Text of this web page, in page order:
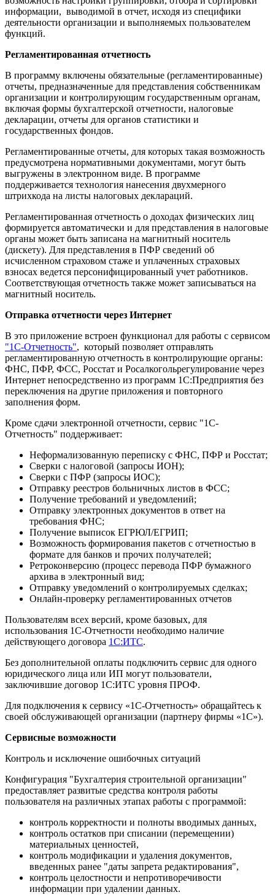
информации, выводимой в отчет, исходя из специфики
деятельности организации и выполняемых пользователем
функций.
Регламентированная отчетность
В программу включены обязательные (регламентированные)
отчеты, предназначенные для представления собственникам
организации и контролирующим государственным органам,
включая формы бухгалтерской отчетности, налоговые
декларации, отчеты для органов статистики и
государственных фондов.
Регламентированные отчеты, для которых такая возможность
предусмотрена нормативными документами, могут быть
выгружены в электронном виде. В программе
поддерживается технология нанесения двухмерного
штрихкода на листы налоговых деклараций.
Регламентированная отчетность о доходах физических лиц
формируется автоматически и для представления в налоговые
органы может быть записана на магнитный носитель
(дискету). Для представления в ПФР сведений об
исчисленном страховом стаже и уплаченных страховых
взносах ведется персонифицированный учет работников.
Соответствующая отчетность также может записываться на
магнитный носитель.
Отправка отчетности через Интернет
В это приложение встроен функционал для работы с сервисом
"1С-Отчетность", который позволяет отправлять
регламентированную отчетность в контролирующие органы:
ФНС, ПФР, ФСС, Росстат и Росалкогольрегулирование через
Интернет непосредственно из программ 1С:Предприятия без
переключения на другие приложения и повторного
заполнения форм.
Кроме сдачи электронной отчетности, сервис "1С-
Отчетность" поддерживает:
Неформализованную переписку с ФНС, ПФР и Росстат;
Сверки с налоговой (запросы ИОН);
Сверки с ПФР (запросы ИОС);
Отправку реестров больничных листов в ФСС;
Получение требований и уведомлений;
Отправку электронных документов в ответ на
требования ФНС;
Получение выписок ЕГРЮЛ/ЕГРИП;
Возможность формирования пакетов с отчетностью в
формате для банков и прочих получателей;
Ретроконверсию (процесс перевода ПФР бумажного
архива в электронный вид;
Отправку уведомлений о контролируемых сделках;
Онлайн-проверку регламентированных отчетов
Пользователям всех версий, кроме базовых, для
использования 1С-Отчетности необходимо наличие
действующего договора 1С:ИТС.
Без дополнительной оплаты подключить сервис для одного
юридического лица или ИП могут пользователи,
заключившие договор 1С:ИТС уровня ПРОФ.
Для подключения к сервису «1С-Отчетность» обращайтесь к
своей обслуживающей организации (партнеру фирмы «1С»).
Сервисные возможности
Контроль и исключение ошибочных ситуаций
Конфигурация "Бухгалтерия строительной организации"
предоставляет развитые средства контроля работы
пользователя на различных этапах работы с программой:
контроль корректности и полноты вводимых данных,
контроль остатков при списании (перемещении)
материальных ценностей,
контроль модификации и удаления документов,
введенных ранее "даты запрета редактирования",
контроль целостности и непротиворечивости
информации при удалении данных.